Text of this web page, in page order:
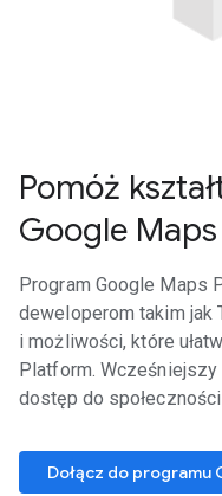
Pomóż
Google
Program Google Maps
deweloperom takim jak
i możliwości, które
Platform. Wcześniejszy
dostęp do